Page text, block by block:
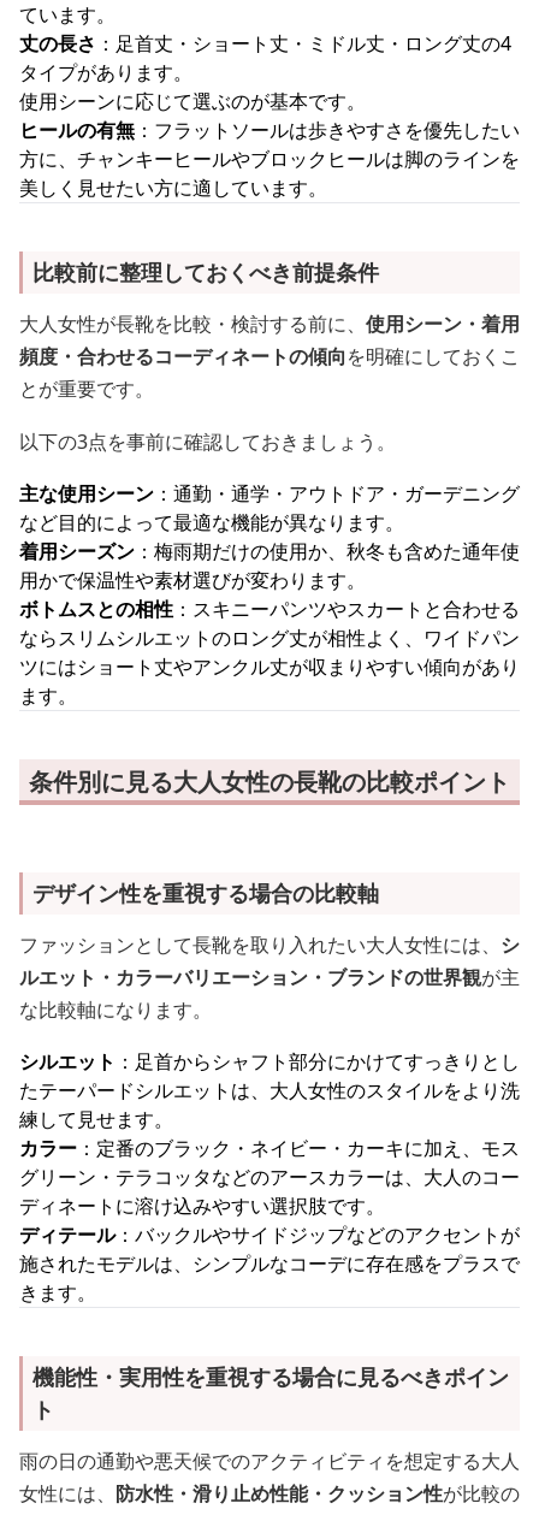
ています。
丈の長さ ：足首丈・ショート丈・ミドル丈・ロング丈の4
タイプがあります。
使用シーンに応じて選ぶのが基本です。
ヒールの有無 ：フラットソールは歩きやすさを優先したい
方に、チャンキーヒールやブロックヒールは脚のラインを
美しく見せたい方に適しています。
比較前に整理しておくべき前提条件
大人女性が長靴を比較・検討する前に、 使用シーン・着用
頻度・合わせるコーディネートの傾向を明確にしておくこ
とが重要です。
以下の3点を事前に確認しておきましょう。
主な使用シーン ：通勤・通学・アウトドア・ガーデニング
など目的によって最適な機能が異なります。
着用シーズン ：梅雨期だけの使用か、秋冬も含めた通年使
用かで保温性や素材選びが変わります。
ボトムスとの相性 ：スキニーパンツやスカートと合わせる
ならスリムシルエットのロング丈が相性よく、ワイドパン
ツにはショート丈やアンクル丈が収まりやすい傾向があり
ます。
条件別に見る大人女性の長靴の比較ポイント
デザイン性を重視する場合の比較軸
ファッションとして長靴を取り入れたい大人女性には、 シ
ルエット・カラーバリエーション・ブランドの世界観が主
な比較軸になります。
シルエット ：足首からシャフト部分にかけてすっきりとし
たテーパードシルエットは、大人女性のスタイルをより洗
練して見せます。
カラー ：定番のブラック・ネイビー・カーキに加え、モス
グリーン・テラコッタなどのアースカラーは、大人のコー
ディネートに溶け込みやすい選択肢です。
ディテール：バックルやサイドジップなどのアクセントが
施されたモデルは、シンプルなコーデに存在感をプラスで
きます。
機能性・実用性を重視する場合に見るべきポイン
ト
雨の日の通勤や悪天候でのアクティビティを想定する大人
女性には、 防水性・滑り止め性能・クッション性が比較の